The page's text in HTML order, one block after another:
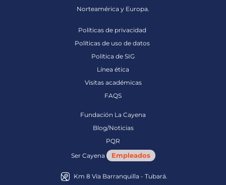
Norteamérica y Europa.
Políticas de privacidad
Políticas de uso de datos
Política de SIG
Línea ética
Visitas académicas
FAQS
Fundación La Cayena
Blog/Noticias
PQR
Ser Cayena
Empleados
Km 8 Vía Barranquilla - Tubará.